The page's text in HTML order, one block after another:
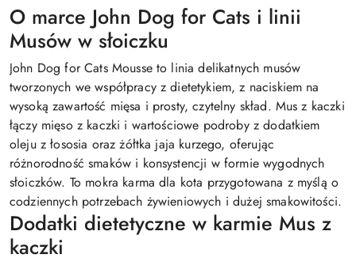
O marce John Dog for Cats i linii
Musów w słoiczku
John Dog for Cats Mousse to linia delikatnych musów
tworzonych we współpracy z dietetykiem, z naciskiem na
wysoką zawartość mięsa i prosty, czytelny skład. Mus z kaczki
łączy mięso z kaczki i wartościowe podroby z dodatkiem
oleju z łososia oraz żółtka jaja kurzego, oferując
różnorodność smaków i konsystencji w formie wygodnych
słoiczków. To mokra karma dla kota przygotowana z myślą o
codziennych potrzebach żywieniowych i dużej smakowitości.
Dodatki dietetyczne w karmie Mus z
kaczki